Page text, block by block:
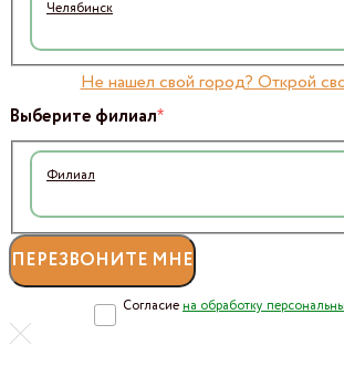
Челябинск
Не нашел свой город? Открой
Выберите филиал*
Филиал
Согласие на обработку